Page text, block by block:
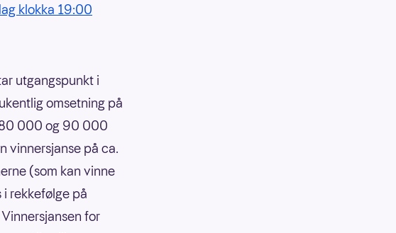
klokka 19:00
utgangspunkt i
omsetning på
80 000 og 90 000
vinnersjanse på ca.
(som kan vinne
rekkefølge på
for